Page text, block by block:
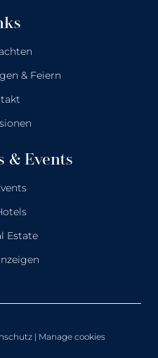
& Feiern
& Events
Estate
| Manage cookies